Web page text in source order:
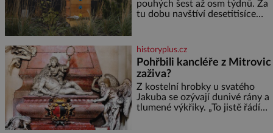
pomoc, co se hlídání týče. Dalo
by se
pouhých šest až osm týdnů. Za
tu dobu navštíví desetitisíce
medu – zhruba jednu čajovou
lžičku. Sama o sobě se může
zdát bezvýznamná. Teprve když
se spojí s dalšími desítkami tisíc
příslušnic svého včelstva,
vznikne jeden z
nejdokonalejších organismů
historyplus.cz
Pohřbili kancléře z Mitrovic
zaživa?
Z kostelní hrobky u svatého
Jakuba se ozývají dunivé rány a
tlumené výkřiky. „To jistě řádí